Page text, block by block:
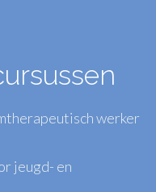
werker
jeugd- en